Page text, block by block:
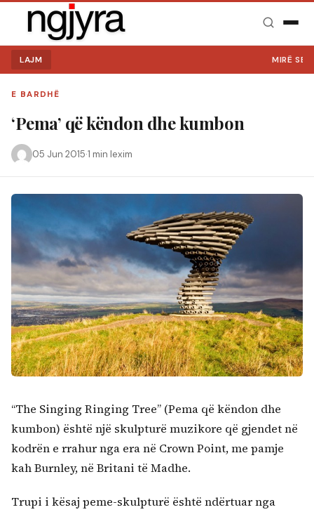
Kërko:
LAJM MIRË SE
E BARDHË
‘Pema’ që këndon dhe kumbon
05 Jun 2015·1 min lexim
“The Singing Ringing Tree” (Pema që këndon dhe
kumbon) është një skulpturë muzikore që gjendet në
kodrën e rrahur nga era në Crown Point, me pamje
kah Burnley, në Britani të Madhe.
Trupi i kësaj peme-skulpturë është ndërtuar nga